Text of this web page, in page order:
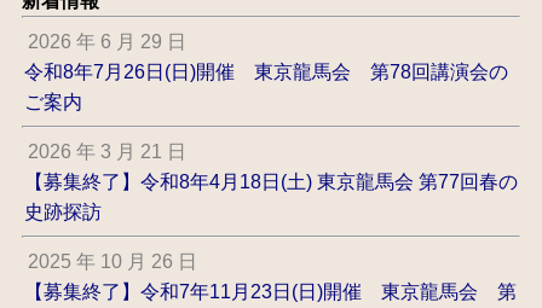
2026 年 6 月 29 日
令和8年7月26日(日)開催 東京龍馬会 第78回講演会の
ご案内
2026 年 3 月 21 日
【募集終了】令和8年4月18日(土) 東京龍馬会 第77回春の
史跡探訪
2025 年 10 月 26 日
【募集終了】令和7年11月23日(日)開催 東京龍馬会 第